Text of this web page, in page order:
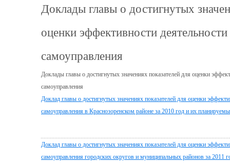
Доклады главы о достигнутых
оценки эффективности
самоуправления
Доклады главы о достигнутых значениях показателей для оценки
самоуправления
Доклад главы о достигнутых значениях показателей для оценки
самоуправления в Краснозоренском районе за 2010 год и их
Доклад главы о достигнутых значениях показателей для оценки
самоуправления городских округов и муниципальных районов за 2011